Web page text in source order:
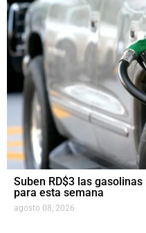
Suben RD$3 las
para esta semana
agosto 08, 2026